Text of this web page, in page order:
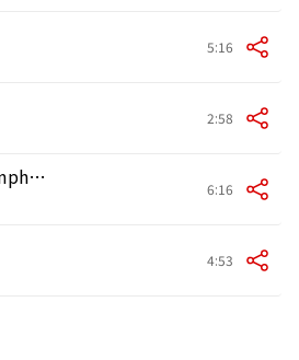
5:16
2:58
Aristocrat's Symphony 6:16
4:53